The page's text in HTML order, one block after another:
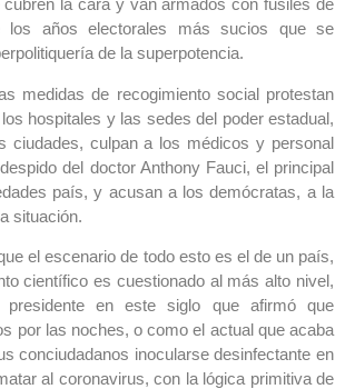
la cara y van armados con fusiles de
los años electorales más sucios que se
de la superpotencia.
medidas de recogimiento social protestan
hospitales y las sedes del poder estadual,
ciudades, culpan a los médicos y personal
del doctor Anthony Fauci, el principal
país, y acusan a los demócratas, a la
situación.
el escenario de todo esto es el de un país,
científico es cuestionado al más alto nivel,
en este siglo que afirmó que
por las noches, o como el actual que acaba
conciudadanos inocularse desinfectante en
al coronavirus, con la lógica primitiva de